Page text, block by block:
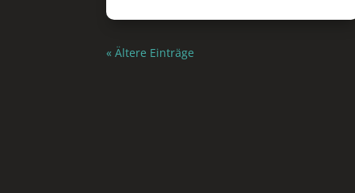
« Ältere Einträge